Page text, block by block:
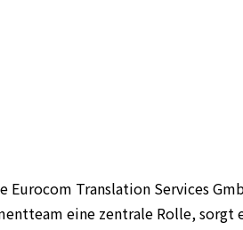
Eurocom Translation Services
eine zentrale Rolle, sorgt